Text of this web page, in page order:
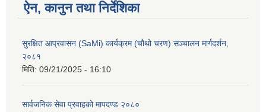
ऐन, कानुन तथा निर्देशिका
सुरक्षित आप्रवासन (SaMi) कार्यक्रम (चौथो चरण) सञ्चालन मार्गदर्शन,
२०८१
मिति: 09/21/2025 - 16:10
सार्वजनिक सेवा प्रवाहको मापदण्ड २०८०